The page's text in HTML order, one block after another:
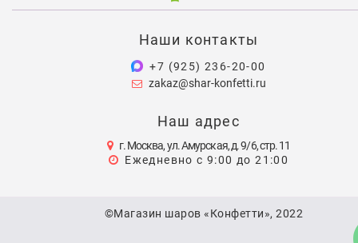
Наши контакты
+7 (925) 236-20-00
zakaz@shar-konfetti.ru
Наш адрес
г. Москва, ул. Амурская, д. 9/6, стр. 11
Ежедневно с 9:00 до 21:00
©Магазин шаров «Конфетти», 2022